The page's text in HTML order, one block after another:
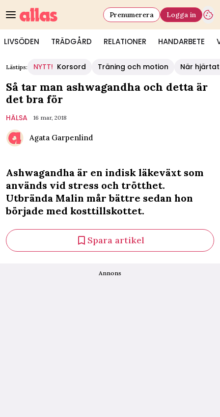
LIVSÖDEN TRÄDGÅRD RELATIONER HANDARBETE
Prenumerera Logga in
Lästips: NYTT! Korsord Träning och motion När
Så tar man ashwagandha och detta är
det bra för
HÄLSA 16 mar, 2018
Agata Garpenlind
Ashwagandha är en indisk läkeväxt som
används vid stress och trötthet.
Utbrända Malin mår bättre sedan hon
började med kosttillskottet.
Spara artikel
Annons